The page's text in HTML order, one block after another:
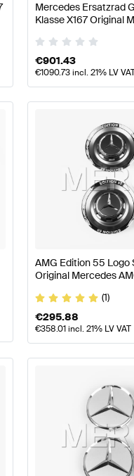
& ReifenMercedes-
Mercedes Ersatzrad
Klasse X167 Original
€901.43
€1090.73incl. 21% LV
AMG Edition 55 Logo
Original Mercedes
(1)
€295.88
€358.01incl. 21% LV VAT